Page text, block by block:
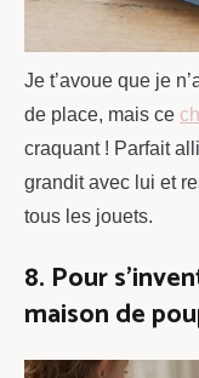
Je t’avoue que je
de place, mais ce
craquant ! Parfait
grandit avec lui et
tous les jouets.
8. Pour
maison de